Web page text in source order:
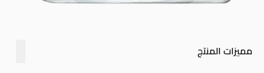
مميزات المنتج